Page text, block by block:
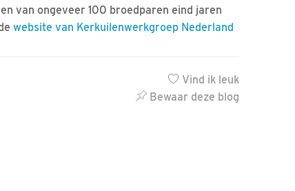
van ongeveer 100 broedparen eind jaren
website van Kerkuilenwerkgroep Nederland
Vind ik leuk
Bewaar deze blog